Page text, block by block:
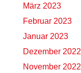
März 2023
Februar 2023
Januar 2023
Dezember 2022
November 2022